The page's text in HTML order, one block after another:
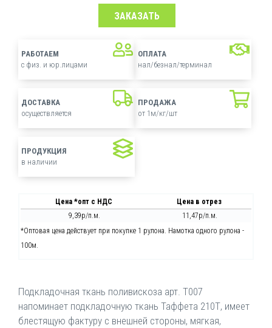
ЗАКАЗАТЬ
РАБОТАЕМ
с физ. и юр.лицами
ОПЛАТА
нал/безнал/терминал
ДОСТАВКА
осуществляется
ПРОДАЖА
от 1м/кг/шт
ПРОДУКЦИЯ
в наличии
Цена *опт с НДС
Цена в отрез
9,39р/п.м.
11,47р/п.м.
*Оптовая цена действует при покупке 1 рулона. Намотка одного рулона -
100м.
Подкладочная ткань поливискоза арт. Т007
напоминает подкладочную ткань Таффета 210Т, имеет
блестящую фактуру с внешней стороны, мягкая,